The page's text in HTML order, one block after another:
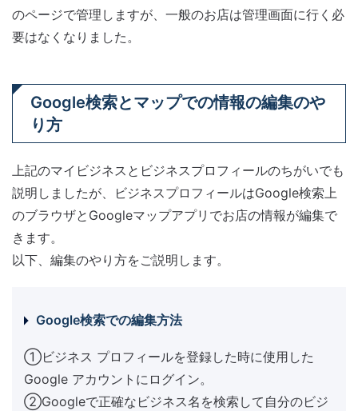
のページで管理しますが、一般のお店は管理画面に行く必
要はなくなりました。
Google検索とマップでの情報の編集のや
り方
上記のマイビジネスとビジネスプロフィールのちがいでも
説明しましたが、ビジネスプロフィールはGoogle検索上
のブラウザとGoogleマップアプリでお店の情報が編集で
きます。
以下、編集のやり方をご説明します。
Google検索での編集方法
①ビジネス プロフィールを登録した時に使用した
Google アカウントにログイン。
②Googleで正確なビジネス名を検索して自分のビジ